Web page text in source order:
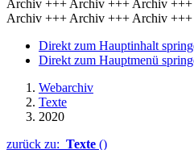
Archiv +++ Archiv +++ Archiv
Archiv +++ Archiv +++ Archiv
Direkt zum Hauptinhalt
Direkt zum Hauptmenü
Webarchiv
Texte
2020
zurück zu: Texte ()